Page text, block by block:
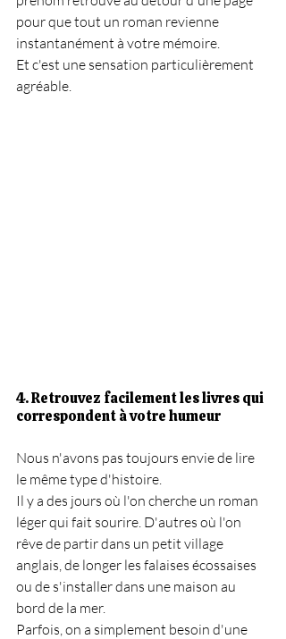
pour que tout un roman revienne
instantanément à votre mémoire.
Et c'est une sensation particulièrement
agréable.
4. Retrouvez facilement les livres qui
correspondent à votre humeur
Nous n'avons pas toujours envie de lire
le même type d'histoire.
Il y a des jours où l'on cherche un roman
léger qui fait sourire. D'autres où l'on
rêve de partir dans un petit village
anglais, de longer les falaises écossaises
ou de s'installer dans une maison au
bord de la mer.
Parfois, on a simplement besoin d'une